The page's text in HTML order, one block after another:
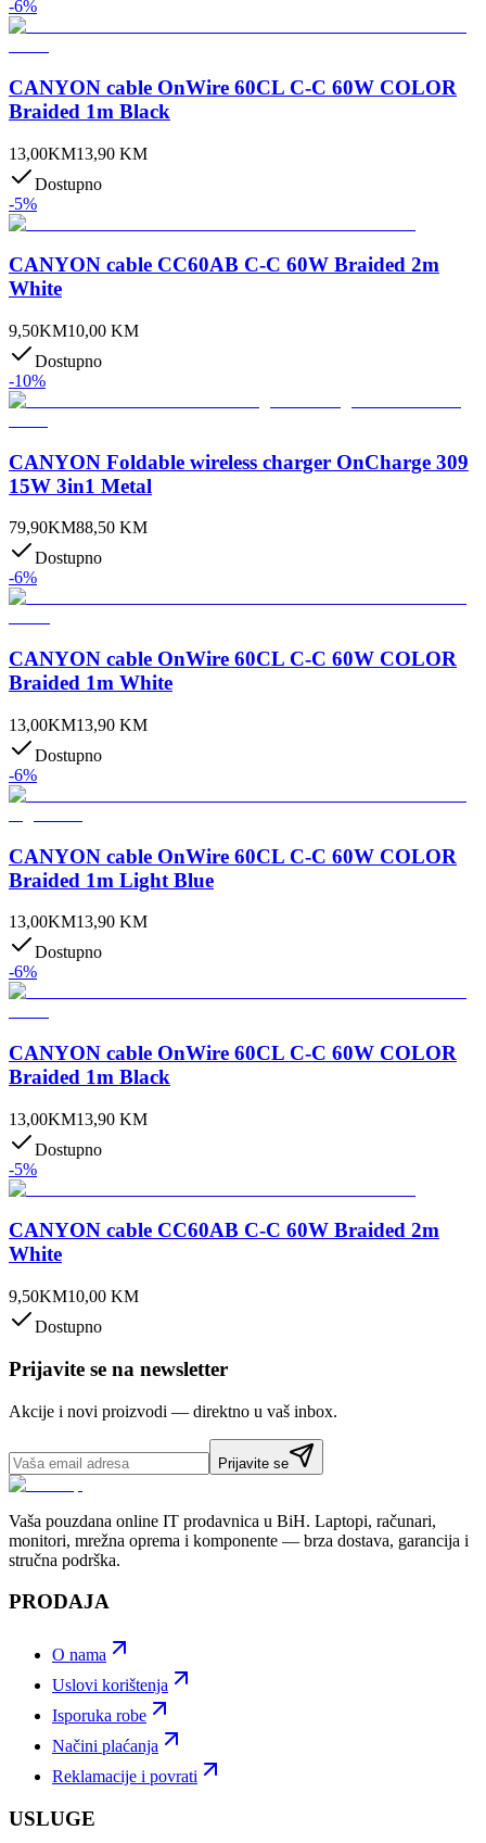
-6%
CANYON cable OnWire 60CL C-C 60W COLOR
Braided 1m Black
13,00KM13,90 KM
Dostupno
-5%
CANYON cable CC60AB C-C 60W Braided 2m
White
9,50KM10,00 KM
Dostupno
-10%
CANYON Foldable wireless charger OnCharge 309
15W 3in1 Metal
79,90KM88,50 KM
Dostupno
-6%
CANYON cable OnWire 60CL C-C 60W COLOR
Braided 1m White
13,00KM13,90 KM
Dostupno
-6%
CANYON cable OnWire 60CL C-C 60W COLOR
Braided 1m Light Blue
13,00KM13,90 KM
Dostupno
-6%
CANYON cable OnWire 60CL C-C 60W COLOR
Braided 1m Black
13,00KM13,90 KM
Dostupno
-5%
CANYON cable CC60AB C-C 60W Braided 2m
White
9,50KM10,00 KM
Dostupno
Prijavite se na newsletter
Akcije i novi proizvodi — direktno u vaš inbox.
Prijavite se
Vaša pouzdana online IT prodavnica u BiH. Laptopi, računari,
monitori, mrežna oprema i komponente — brza dostava, garancija i
stručna podrška.
PRODAJA
O nama
Uslovi korištenja
Isporuka robe
Načini plaćanja
Reklamacije i povrati
USLUGE